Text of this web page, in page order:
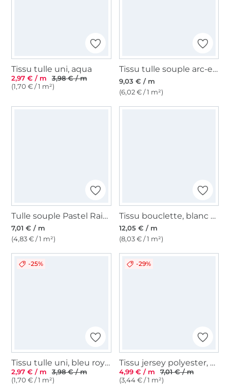
Tissu tulle uni, aqua
2,97 € / m
3,98 € / m
(1,70 € / 1 m²)
Tissu tulle souple arc-en-ciel Rainbow, lilas
9,03 € / m
(6,02 € / 1 m²)
Tulle souple Pastel Rainbow, multicolore
7,01 € / m
(4,83 € / 1 m²)
Tissu bouclette, blanc cassé
12,05 € / m
(8,03 € / 1 m²)
-25%
Tissu tulle uni, bleu royal
2,97 € / m
3,98 € / m
(1,70 € / 1 m²)
-29%
Tissu jersey polyester, noir
4,99 € / m
7,01 € / m
(3,44 € / 1 m²)